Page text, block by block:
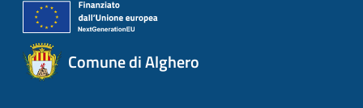
Comune di Alghero